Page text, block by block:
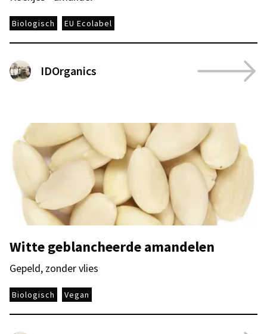
Biologisch EU Ecolabel
IDOrganics
Witte geblancheerde amandelen
Gepeld, zonder vlies
Biologisch Vegan